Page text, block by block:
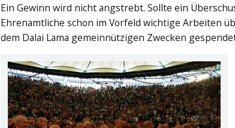
Ein Gewinn wird nicht angstrebt. Sollte ein
Ehrenamtliche schon im Vorfeld wichtige Arbeiten
dem Dalai Lama gemeinnützigen Zwecken